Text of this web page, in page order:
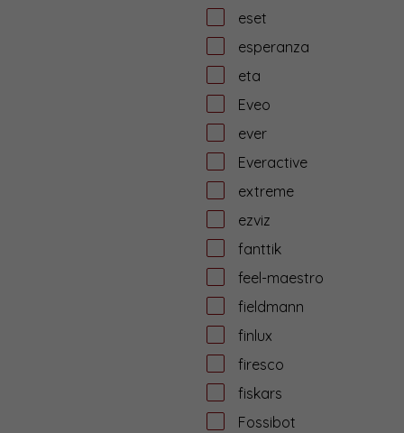
eset
esperanza
eta
Eveo
ever
Everactive
extreme
ezviz
fanttik
feel-maestro
fieldmann
finlux
firesco
fiskars
Fossibot